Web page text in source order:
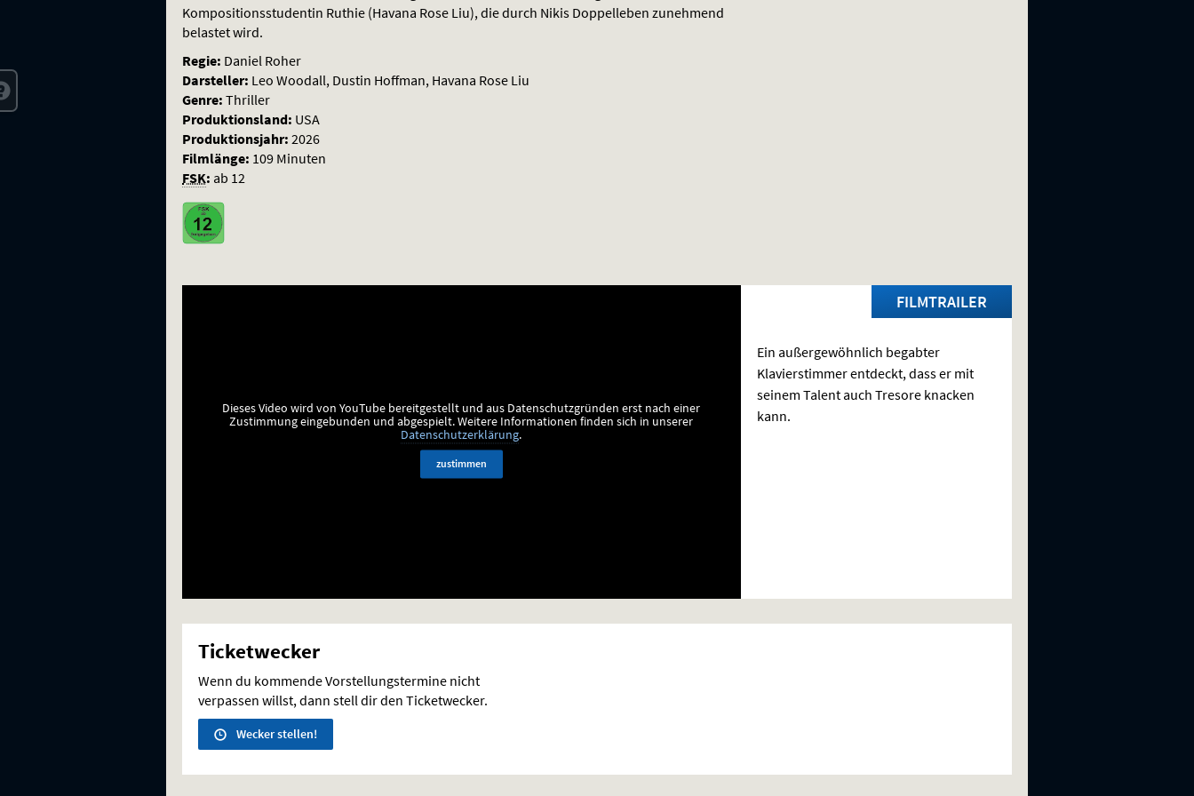
Kompositionsstudentin Ruthie (Havana Rose Liu), die durch Nikis Doppelleben zunehmend
belastet wird.
Regie: Daniel Roher
Darsteller: Leo Woodall, Dustin Hoffman, Havana Rose Liu
Genre: Thriller
Produktionsland: USA
Produktionsjahr: 2026
Filmlänge: 109 Minuten
FSK: ab 12
FILMTRAILER
Dieses Video wird von YouTube bereitgestellt und aus Datenschutzgründen erst nach einer
Zustimmung eingebunden und abgespielt.Weitere Informationen finden sich in unserer
Datenschutzerklärung.
zustimmen
Ein außergewöhnlich begabter
Klavierstimmer entdeckt, dass er mit
seinem Talent auch Tresore knacken
kann.
Ticketwecker
Wenn du kommende Vorstellungstermine nicht
verpassen willst, dann stell dir den Ticketwecker.
Wecker stellen!